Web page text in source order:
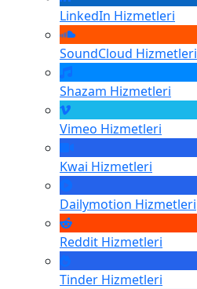
LinkedIn Hizmetleri
SoundCloud Hizmetleri
Shazam Hizmetleri
Vimeo Hizmetleri
Kwai Hizmetleri
Dailymotion Hizmetleri
Reddit Hizmetleri
Tinder Hizmetleri